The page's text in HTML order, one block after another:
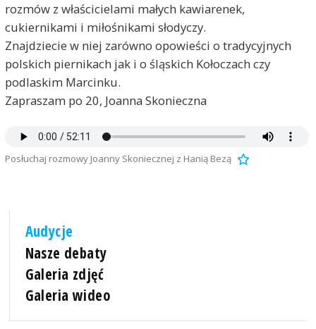
rozmów z właścicielami małych kawiarenek,
cukiernikami i miłośnikami słodyczy.
Znajdziecie w niej zarówno opowieści o tradycyjnych
polskich piernikach jak i o śląskich Kołoczach czy
podlaskim Marcinku.
Zapraszam po 20, Joanna Skonieczna
Posłuchaj rozmowy Joanny Skoniecznej z Hanią Bezą
Audycje
Nasze debaty
Galeria zdjęć
Galeria wideo